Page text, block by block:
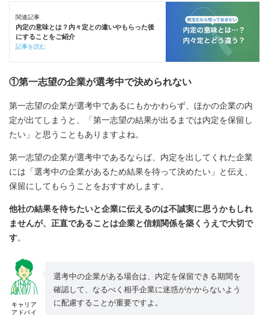
関連記事
内定の意味とは？内々定との違いやもらった後
にすることをご紹介
記事を読む
①第一志望の企業が選考中で決められない
第一志望の企業が選考中であるにもかかわらず、ほかの企業の内
定が出てしまうと、「第一志望の結果が出るまでは内定を保留し
たい」と思うこともありますよね。
第一志望の企業が選考中であるならば、内定を出してくれた企業
には「選考中の企業があるため結果を待って決めたい」と伝え、
保留にしてもらうことをおすすめします。
他社の結果を待ちたいと企業に伝えるのは不誠実に思うかもしれ
ませんが、正直であることは企業と信頼関係を築くうえで大切で
す。
キャリア
アドバイ
選考中の企業がある場合は、内定を保留できる期間を
確認して、なるべく相手企業に迷惑がかからないよう
に配慮することが重要ですよ。